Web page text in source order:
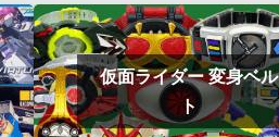
仮面ライダー 変身ベル
ト